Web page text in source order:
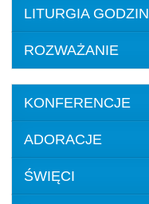
LITURGIA GODZIN
ROZWAŻANIE
KONFERENCJE
ADORACJE
ŚWIĘCI